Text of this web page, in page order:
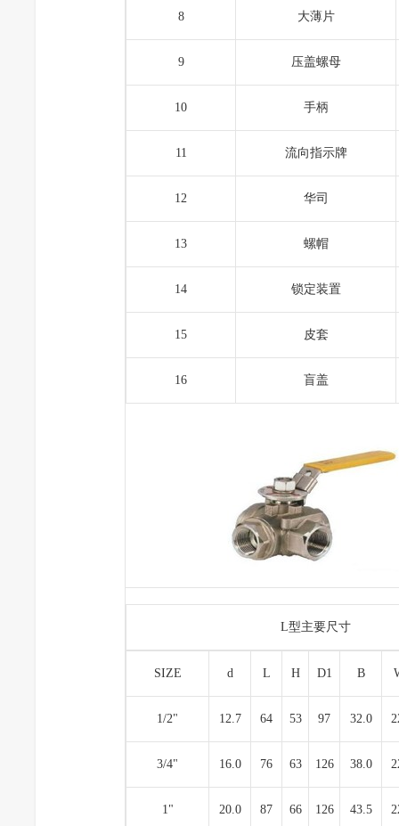
8 大薄片
9 压盖螺母
10 手柄
11 流向指示牌
12 华司
13 螺帽
14 锁定装置
15 皮套
16 盲盖
L型主要尺寸
SIZE d L H D1 B
1/2" 12.7 64 53 97 32.0
3/4" 16.0 76 63 126 38.0
1" 20.0 87 66 126 43.5